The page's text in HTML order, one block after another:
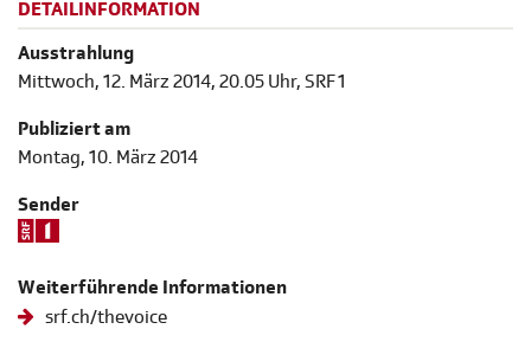
DETAILINFORMATION
Ausstrahlung
Mittwoch, 12. März 2014, 20.05 Uhr, SRF 1
Publiziert am
Montag, 10. März 2014
Sender
Weiterführende Informationen
srf.ch/thevoice